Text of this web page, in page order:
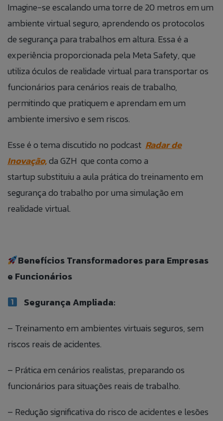
Imagine-se escalando uma torre de 20 metros em um
ambiente virtual seguro, aprendendo os protocolos
de segurança para trabalhos em altura. Essa é a
experiência proporcionada pela Meta Safety, que
utiliza óculos de realidade virtual para transportar os
funcionários para cenários reais de trabalho,
permitindo que pratiquem e aprendam em um
ambiente imersivo e sem riscos.
Esse é o tema discutido no podcast Radar de
Inovação,da GZH que conta como a
startup substituiu a aula prática do treinamento em
segurança do trabalho por uma simulação em
realidade virtual.
Benefícios Transformadores para Empresas
e Funcionários
Segurança Ampliada:
– Treinamento em ambientes virtuais seguros, sem
riscos reais de acidentes.
– Prática em cenários realistas, preparando os
funcionários para situações reais de trabalho.
– Redução significativa do risco de acidentes e lesões